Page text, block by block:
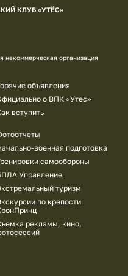
КЛУБ «УТЁС»
некоммерческая организация
объявления
о ВПК «Утес»
вступить
военная подготовка
самообороны
Управление
туризм
по крепости
рекламы, кино,